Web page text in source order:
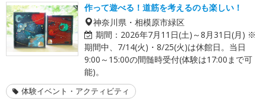
作って遊べる！道筋を考えるのも楽しい！
神奈川県・相模原市緑区
期間： 2026年7月11日(土)～8月31日(月) ※
期間中、7/14(火)・8/25(火)は休館日。当日
9:00～15:00の間髄時受付(体験は17:00まで可
能)。
体験イベント・アクティビティ